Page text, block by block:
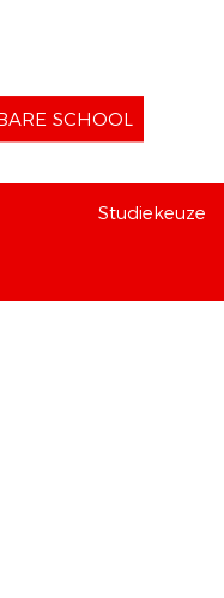
SCHOOL
Studiekeuze